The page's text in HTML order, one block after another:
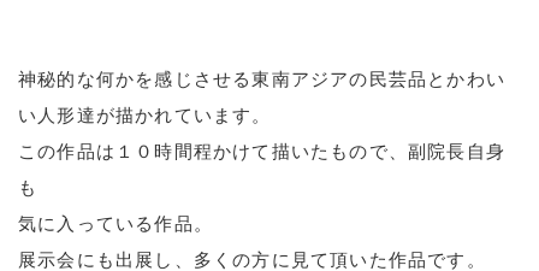
神秘的な何かを感じさせる東南アジアの民芸品とかわい
い人形達が描かれています。
この作品は１０時間程かけて描いたもので、副院長自身
も
気に入っている作品。
展示会にも出展し、多くの方に見て頂いた作品です。